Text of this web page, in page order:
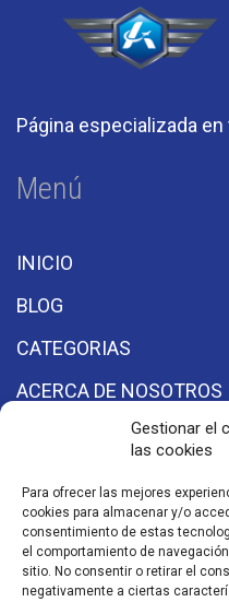
Gestionar el
las cookies
Para ofrecer las mejores
cookies para almacenar y/o
consentimiento de estas
el comportamiento de
sitio. No consentir o retirar el
negativamente a ciertas
Página especializada
Menú
INICIO
BLOG
CATEGORIAS
ACERCA DE NOSOTROS
Secciones
Aviso de Privacidad